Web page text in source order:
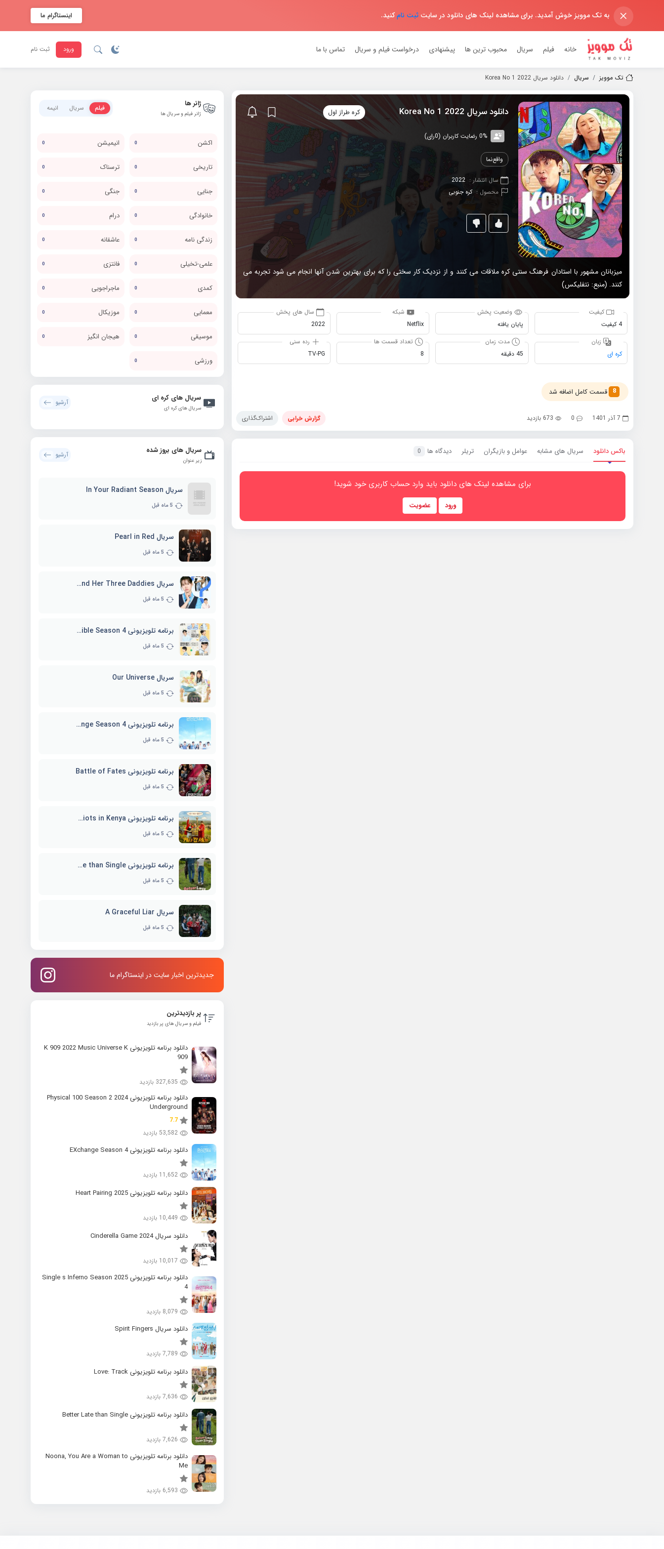
× به تک موویز خوش آمدید. برای مشاهده لینک های دانلود در سایت ثبت نامکنید. اینستاگرام ما
خانه فیلم سریال محبوب ترین ها پیشنهادی درخواست فیلم و سریال تماس با ما ورود ثبت نام
تک موویز سریال دانلود سریال 2022 Korea No 1
دانلود سریال 2022 Korea No 1 کره طراز اول
0% رضایت کاربران (0رای)
واقع‌نما
سال انتشار : 2022
محصول : کره جنوبی
میزبانان مشهور با استادان فرهنگ سنتی کره ملاقات می کنند و از نزدیک کار سختی را که برای بهترین شدن آنها انجام می شود تجربه می
کنند. (منبع: نتفلیکس)
کیفیت
4 کیفیت
وضعیت پخش
پایان یافته
شبکه
Netflix
سال های پخش
2022
زبان
کره ای
مدت زمان
45 دقیقه
تعداد قسمت ها
8
رده سنی
TV-PG
8 قسمت کامل اضافه شد
7 آذر 1401 0 673 بازدید گزارش خرابی اشتراک‌گذاری
باکس دانلود سریال های مشابه عوامل و بازیگران تریلر دیدگاه ها 0
برای مشاهده لینک های دانلود باید وارد حساب کاربری خود شوید!
ورود عضویت
ژانر ها
ژانر فیلم و سریال ها
فیلم سریال انیمه
اکشن 0 انیمیشن 0
تاریخی 0 ترسناک 0
جنایی 0 جنگی 0
خانوادگی 0 درام 0
زندگی نامه 0 عاشقانه 0
علمی-تخیلی 0 فانتزی 0
کمدی 0 ماجراجویی 0
معمایی 0 موزیکال 0
موسیقی 0 هیجان انگیز 0
ورزشی 0
سریال های کره ای
سریال های کره ای
آرشیو
سریال های بروز شده
زیر عنوان
آرشیو
سریال In Your Radiant Season
5 ماه قبل
سریال Pearl in Red
5 ماه قبل
سریال Marie and Her Three Daddies
5 ماه قبل
برنامه تلویزیونی Whenever Possible Season 4
5 ماه قبل
سریال Our Universe
5 ماه قبل
برنامه تلویزیونی EXchange Season 4
5 ماه قبل
برنامه تلویزیونی Battle of Fates
5 ماه قبل
برنامه تلویزیونی Three Idiots in Kenya
5 ماه قبل
برنامه تلویزیونی Better Late than Single
5 ماه قبل
سریال A Graceful Liar
5 ماه قبل
جدیدترین اخبار سایت در اینستاگرام ما
پر بازدیدترین
فیلم و سریال های پر بازدید
دانلود برنامه تلویزیونی K 909 2022 Music Universe K
909
327,635 بازدید
دانلود برنامه تلویزیونی 2024 Physical 100 Season 2
Underground
7.7
53,582 بازدید
دانلود برنامه تلویزیونی EXchange Season 4
11,652 بازدید
دانلود برنامه تلویزیونی 2025 Heart Pairing
10,449 بازدید
دانلود سریال 2024 Cinderella Game
10,017 بازدید
دانلود برنامه تلویزیونی 2025 Single s Inferno Season
4
8,079 بازدید
دانلود سریال Spirit Fingers
7,789 بازدید
دانلود برنامه تلویزیونی Love: Track
7,636 بازدید
دانلود برنامه تلویزیونی Better Late than Single
7,626 بازدید
دانلود برنامه تلویزیونی Noona, You Are a Woman to
Me
6,593 بازدید